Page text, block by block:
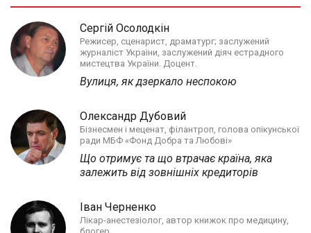
Сергій Осолодкін
Режисер, сценарист, драматург; заслужений
журналіст України, заслужений діяч естрадного
мистецтва України. Доцент.
Вулиця, як дзеркало неспокою
Олександр Дубовий
Бізнесмен і меценат, філантроп, голова опікунської
ради МБФ «Фонд Добра та Любові»
Що отримує та що втрачає країна, яка
залежить від зовнішніх кредиторів
Іван Черненко
Лікар-анестезіолог, автор книжок про медицину,